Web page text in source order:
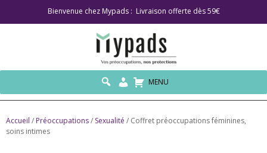
Bienvenue chez Mypads : Livraison offerte dès 59€
MENU
Accueil / Préoccupations/ Sexualité / Coffret préoccupations féminines,
soins intimes